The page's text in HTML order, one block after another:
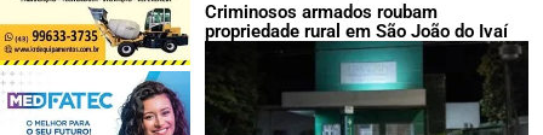
Criminosos armados roubam
propriedade rural em São João do Ivaí